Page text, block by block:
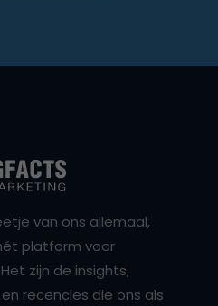
van ons allemaal,
platform voor
zijn de insights,
recencies die ons als